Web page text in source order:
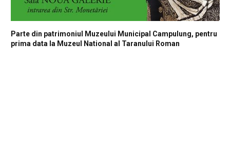
Parte din patrimoniul Muzeului Municipal Campulung, pentru
prima data la Muzeul National al Taranului Roman